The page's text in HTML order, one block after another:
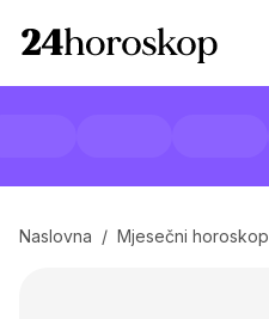
Naslovna / Mjesečni horoskop